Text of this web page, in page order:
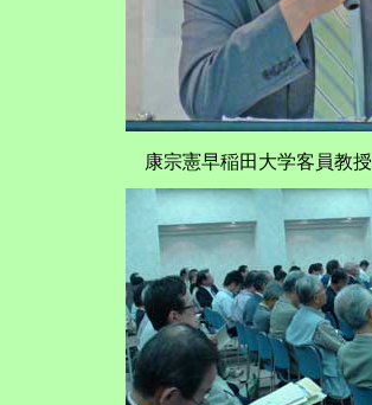
康宗憲早稲田大学客員教授